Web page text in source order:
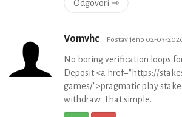
Odgovori ⇾
Vomvhc Postavljeno 02-03-
No boring verification loops
Deposit <a href="https://
games/">pragmatic play
withdraw. That simple.